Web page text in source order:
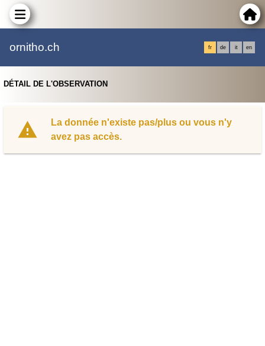
ornitho.ch fr de it en
DÉTAIL DE L'OBSERVATION
La donnée n'existe pas/plus ou vous n'y
avez pas accès.